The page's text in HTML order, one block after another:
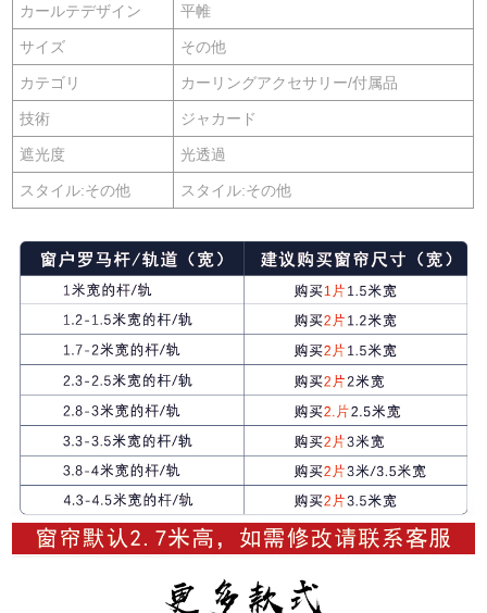
カールテデザイン 平帷
サイズ その他
カテゴリ カーリングアクセサリー/付属品
技術 ジャカード
遮光度 光透過
スタイル:その他 スタイル:その他